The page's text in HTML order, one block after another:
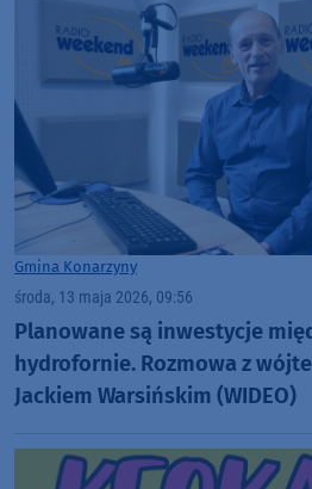
Gmina Konarzyny
środa, 13 maja 2026, 09:56
Planowane są inwestycje
hydrofornie. Rozmowa z
Jackiem Warsińskim (WIDEO)